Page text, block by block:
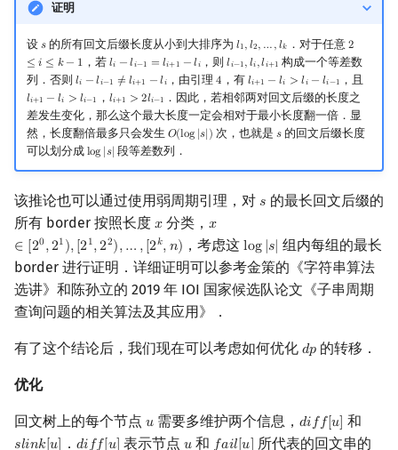
证明
设 𝑠
s的所有回文后缀长度从小到大排序为 𝑙1,𝑙2, …,𝑙𝑘
l1, l2,…,l k ．对于任意 2
≤ 𝑖 ≤ 𝑘− 1
2≤
，若 𝑙𝑖 −𝑙𝑖−1 = 𝑙𝑖+1 −𝑙𝑖
li −li −1=l +1 −li ，则𝑙𝑖−1,𝑙𝑖,𝑙𝑖+1
li−1,li,li+1
构成一个等差数
列．否则 𝑙𝑖 −𝑙𝑖−1 ≠ 𝑙𝑖+1 −𝑙𝑖
li −li −1≠l +1 −li ，由引理4
4 ，有 𝑙𝑖+1 − 𝑙𝑖 > 𝑙𝑖 − 𝑙𝑖−1
li+1 −li >l −l i−1 ，且
𝑙𝑖+1 − 𝑙𝑖 > 𝑙𝑖−1
li+1 −li >l −1 ， 𝑙𝑖+1 > 2𝑙𝑖−1
li+1 >2l i−1
．因此，若相邻两对回文后缀的长度之
差发生变化，那么这个最大长度一定会相对于最小长度翻一倍．显
然，长度翻倍最多只会发生 𝑂(log |𝑠|)
O(log s| ) 次，也就是 𝑠
s的回文后缀长度
可以划分成 log |𝑠|
log |s 段等差数列．
该推论也可以通过使用弱周期引理，对 𝑠
s 的最长回文后缀的
所有 border 按照长度 𝑥
x 分类，𝑥
∈ [20,21),[21,22),… ,[2𝑘,𝑛)
x∈
，考虑这log|𝑠|
log s 组内每组的最长
border 进行证明．详细证明可以参考金策的《字符串算法
选讲》和陈孙立的 2019 年 IOI 国家候选队论文《子串周期
查询问题的相关算法及其应用》．
有了这个结论后，我们现在可以考虑如何优化 𝑑𝑝
dp 的转移．
优化
回文树上的每个节点 𝑢
u 需要多维护两个信息，𝑑𝑖𝑓𝑓[𝑢]
diff[u] 和
． 表示节点 和
所代表的回文串的